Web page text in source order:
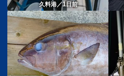
久料港／1日前